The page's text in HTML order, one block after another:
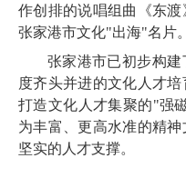
作创排的说唱组曲《东
张家港市文化"出海"名片。
张家港市已初步构
度齐头并进的文化人才
打造文化人才集聚的"强
为丰富、更高水准的精
坚实的人才支撑。